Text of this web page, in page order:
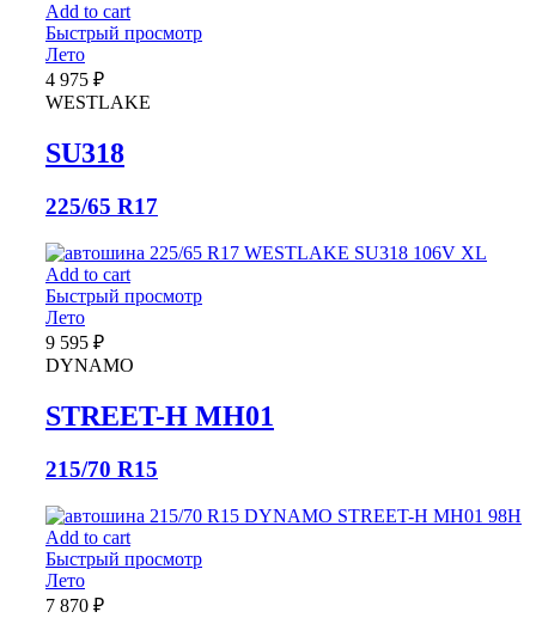
Add to cart
Быстрый просмотр
Лето
4 975 ₽
WESTLAKE
SU318
225/65 R17
Add to cart
Быстрый просмотр
Лето
9 595 ₽
DYNAMO
STREET-H MH01
215/70 R15
Add to cart
Быстрый просмотр
Лето
7 870 ₽